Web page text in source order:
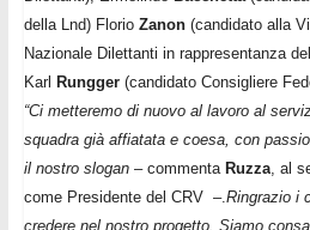
della Lnd) Florio Zanon (candidato alla
Nazionale Dilettanti in rappresentanza
Karl Rungger(candidato Consigliere
“Ci metteremo di nuovo al lavoro al
squadra già affiatata e coesa, con
il nostro slogan– commenta Ruzza, al
come Presidente del CRV –.Ringrazio i
credere nel nostro progetto. Siamo